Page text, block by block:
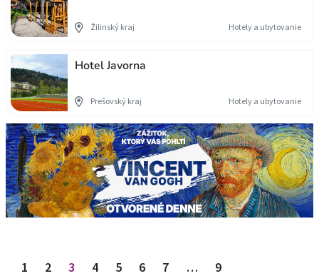
Žilinský kraj Hotely a ubytovanie
Hotel Javorna
Prešovský kraj Hotely a ubytovanie
1 2 3 4 5 6 7 … 9